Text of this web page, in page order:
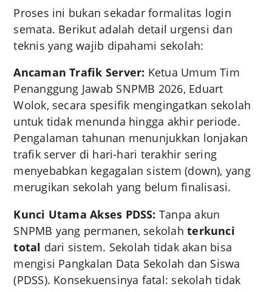
Proses ini bukan sekadar formalitas login
semata. Berikut adalah detail urgensi dan
teknis yang wajib dipahami sekolah:
Ancaman Trafik Server: Ketua Umum Tim
Penanggung Jawab SNPMB 2026, Eduart
Wolok, secara spesifik mengingatkan sekolah
untuk tidak menunda hingga akhir periode.
Pengalaman tahunan menunjukkan lonjakan
trafik server di hari-hari terakhir sering
menyebabkan kegagalan sistem (down), yang
merugikan sekolah yang belum finalisasi.
Kunci Utama Akses PDSS: Tanpa akun
SNPMB yang permanen, sekolahterkunci
total dari sistem. Sekolah tidak akan bisa
mengisi Pangkalan Data Sekolah dan Siswa
(PDSS). Konsekuensinya fatal: sekolah tidak